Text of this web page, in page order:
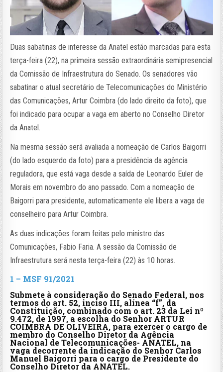
Duas sabatinas de interesse da Anatel estão marcadas para esta
terça-feira (22), na primeira sessão extraordinária semipresencial
da Comissão de Infraestrutura do Senado. Os senadores vão
sabatinar o atual secretário de Telecomunicações do Ministério
das Comunicações, Artur Coimbra (do lado direito da foto), que
foi indicado para ocupar a vaga em aberto no Conselho Diretor
da Anatel.
Na mesma sessão será avaliada a nomeação de Carlos Baigorri
(do lado esquerdo da foto) para a presidência da agência
reguladora, que está vaga desde a saída de Leonardo Euler de
Morais em novembro do ano passado. Com a nomeação de
Baigorri para presidente, automaticamente ele libera a vaga de
conselheiro para Artur Coimbra.
As duas indicações foram feitas pelo ministro das
Comunicações, Fabio Faria. A sessão da Comissão de
Infraestrutura será nesta terça-feira (22) às 10 horas.
1 – MSF 91/2021
Submete à consideração do Senado Federal, nos
termos do art. 52, inciso III, alínea “f”, da
Constituição, combinado com o art. 23 da Lei nº
9.472, de 1997, a escolha do Senhor ARTUR
COIMBRA DE OLIVEIRA, para exercer o cargo de
membro do Conselho Diretor da Agência
Nacional de Telecomunicações- ANATEL, na
vaga decorrente da indicação do Senhor Carlos
Manuel Baigorri para o cargo de Presidente do
Conselho Diretor da ANATEL.